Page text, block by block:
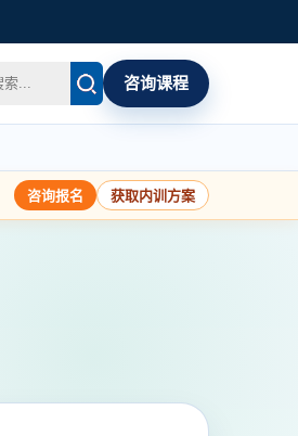
咨询课程
咨询报名 获取内训方案